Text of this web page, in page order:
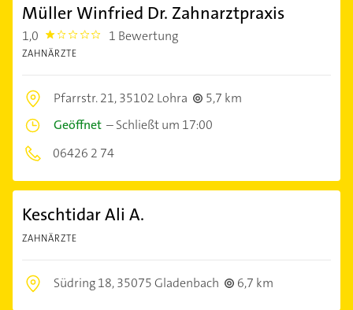
Müller Winfried Dr. Zahnarztpraxis
1,0 1.0 1 Bewertung
ZAHNÄRZTE
Pfarrstr. 21,35102 Lohra
5,7 km
Geöffnet –Schließt um 17:00
06426 2 74
Keschtidar Ali A.
ZAHNÄRZTE
Südring 18,35075 Gladenbach 6,7 km